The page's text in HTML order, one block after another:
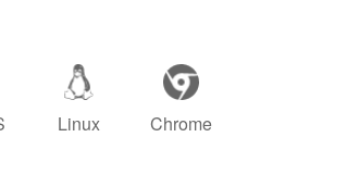
Linux Chrome